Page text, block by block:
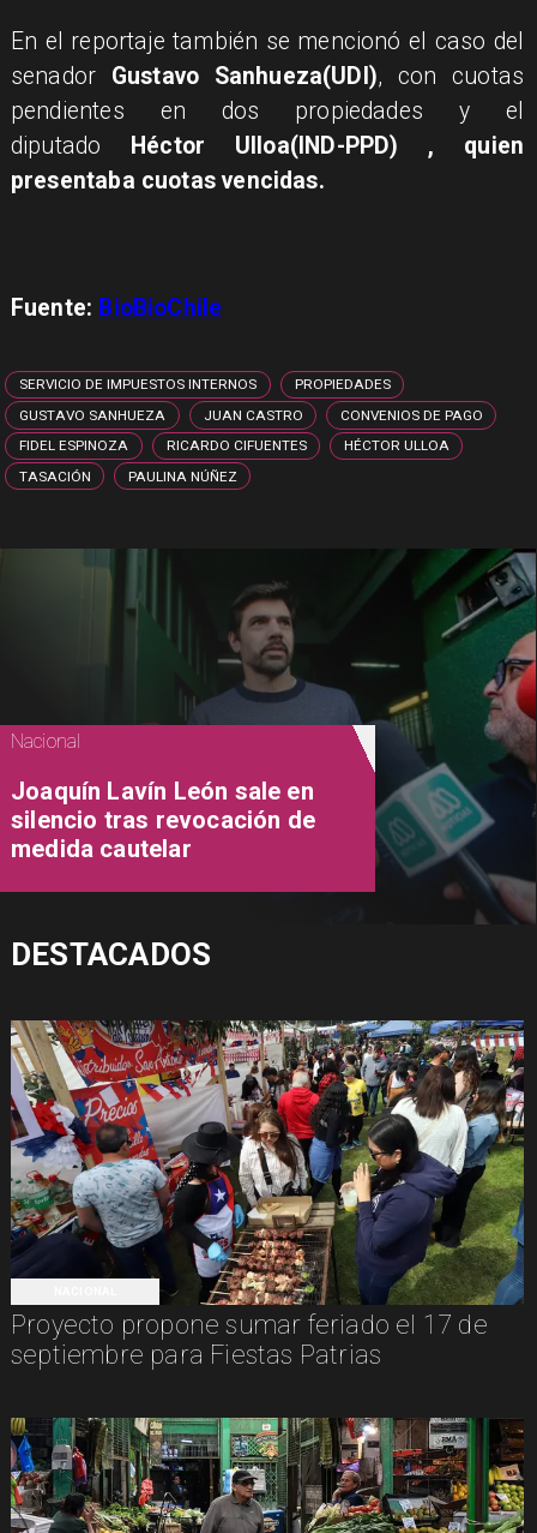
En el reportaje también se mencionó el caso del
senador Gustavo Sanhueza(UDI), con cuotas
pendientes en dos propiedades y el
diputado
Héctor Ulloa(IND-PPD) , quien
presentaba cuotas vencidas.
Fuente: BioBioChile
SERVICIO DE IMPUESTOS INTERNOS
PROPIEDADES
GUSTAVO SANHUEZA
JUAN CASTRO
CONVENIOS DE PAGO
FIDEL ESPINOZA
RICARDO CIFUENTES
HÉCTOR ULLOA
TASACIÓN
PAULINA NÚÑEZ
Proyecto propone sumar feriado el 17 de
septiembre para Fiestas Patrias
Nacional
Joaquín Lavín León sale en
silencio tras revocación de
medida cautelar
DESTACADOS